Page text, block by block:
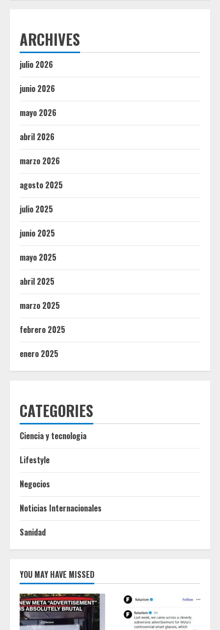
ARCHIVES
julio 2026
junio 2026
mayo 2026
abril 2026
marzo 2026
agosto 2025
julio 2025
junio 2025
mayo 2025
abril 2025
marzo 2025
febrero 2025
enero 2025
CATEGORIES
Ciencia y tecnologia
Lifestyle
Negocios
Noticias Internacionales
Sanidad
YOU MAY HAVE MISSED